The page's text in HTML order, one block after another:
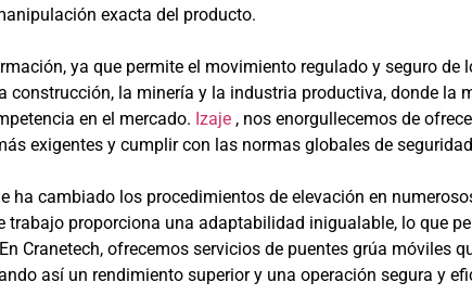
exacta del producto.
ya que permite el movimiento regulado y seguro de
la minería y la industria productiva, donde la
en el mercado. Izaje, nos enorgullecemos de
exigentes y cumplir con las normas globales de
cambiado los procedimientos de elevación en
proporciona una adaptabilidad inigualable, lo que
Cranetech, ofrecemos servicios de puentes grúa móviles
así un rendimiento superior y una operación segura y